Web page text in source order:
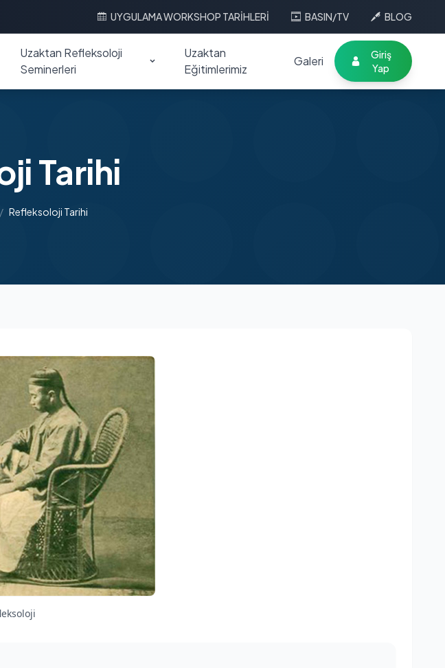
UYGULAMA WORKSHOP TARİHLERİ BASIN/TV BLOG
Uzaktan Refleksoloji
Seminerleri
Uzaktan
Eğitimlerimiz
Galeri
Giriş
Yap
Tarihi
/ Refleksoloji Tarihi